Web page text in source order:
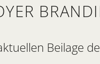
Beilage